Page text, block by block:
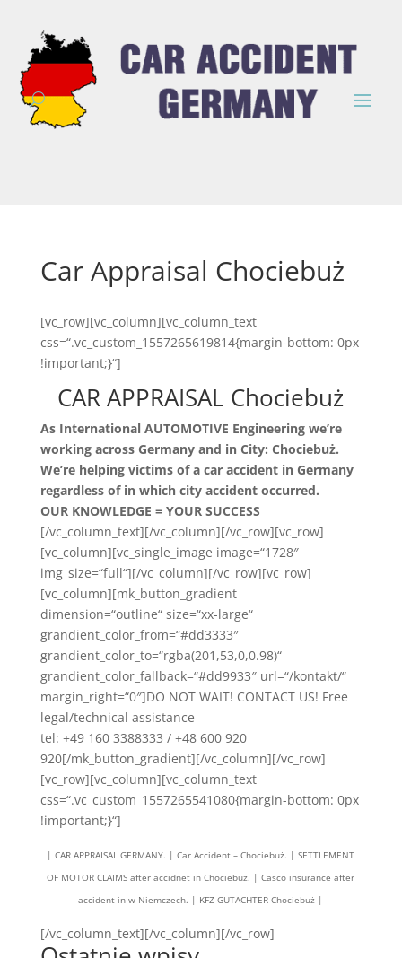
Car Appraisal Chociebuż
[vc_row][vc_column][vc_column_text
css=“.vc_custom_1557265619814{margin-bottom: 0px
!important;}“]
CAR APPRAISAL Chociebuż
As International AUTOMOTIVE Engineering we’re
working across Germany and in City: Chociebuż.
We’re helping victims of a car accident in Germany
regardless of in which city accident occurred.
OUR KNOWLEDGE = YOUR SUCCESS
[/vc_column_text][/vc_column][/vc_row][vc_row]
[vc_column][vc_single_image image=“1728″
img_size=“full“][/vc_column][/vc_row][vc_row]
[vc_column][mk_button_gradient
dimension=“outline“ size=“xx-large“
grandient_color_from=“#dd3333″
grandient_color_to=“rgba(201,53,0,0.98)“
grandient_color_fallback=“#dd9933″ url=“/kontakt/“
margin_right=“0″]DO NOT WAIT! CONTACT US! Free
legal/technical assistance
tel: +49 160 3388333 / +48 600 920
920[/mk_button_gradient][/vc_column][/vc_row]
[vc_row][vc_column][vc_column_text
css=“.vc_custom_1557265541080{margin-bottom: 0px
!important;}“]
| CAR APPRAISAL GERMANY. | Car Accident – Chociebuż. | SETTLEMENT
OF MOTOR CLAIMS after accidnet in Chociebuż. | Casco insurance after
accident in w Niemczech. | KFZ-GUTACHTER Chociebuż |
[/vc_column_text][/vc_column][/vc_row]